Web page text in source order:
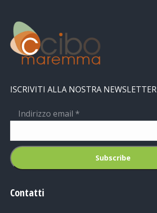
ISCRIVITI ALLA NOSTRA NEWSLETTER
Indirizzo email *
Contatti